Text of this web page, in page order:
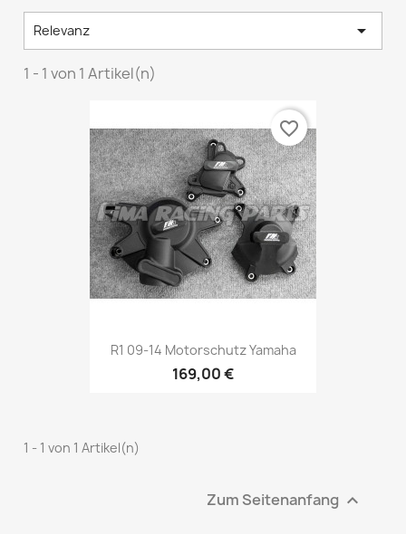
Relevanz 
1 - 1 von 1 Artikel(n)
R1 09-14 Motorschutz Yamaha
169,00 €
favorite_border
1 - 1 von 1 Artikel(n)
Zum Seitenanfang 